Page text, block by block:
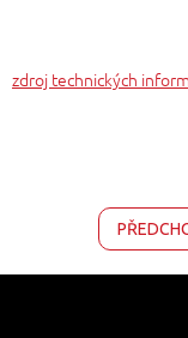
zdroj technických